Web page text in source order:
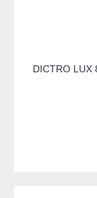
DICTRO LUX